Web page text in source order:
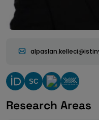
alpaslan.kelleci
SC
Research Areas